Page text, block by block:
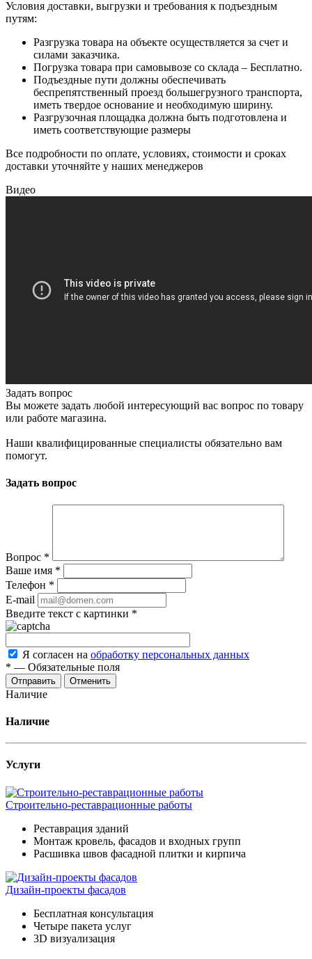
Условия доставки, выгрузки и требования к подъездным
путям:
Разгрузка товара на объекте осуществляется за счет и
силами заказчика.
Погрузка товара при самовывозе со склада – Бесплатно.
Подъездные пути должны обеспечивать
беспрепятственный проезд большегрузного транспорта,
иметь твердое основание и необходимую ширину.
Разгрузочная площадка должна быть подготовлена и
иметь соответствующие размеры
Все подробности по оплате, условиях, стоимости и сроках
доставки уточняйте у наших менеджеров
Видео
Задать вопрос
Вы можете задать любой интересующий вас вопрос по товару
или работе магазина.
Наши квалифицированные специалисты обязательно вам
помогут.
Задать вопрос
Вопрос *
Ваше имя *
Телефон *
E-mail
Введите текст с картинки *
Я согласен на обработку персональных данных
* — Обязательные поля
Отменить
Наличие
Наличие
Услуги
Строительно-реставрационные работы
Реставрация зданий
Монтаж кровель, фасадов и входных групп
Расшивка швов фасадной плитки и кирпича
Дизайн-проекты фасадов
Бесплатная консультация
Четыре пакета услуг
3D визуализация